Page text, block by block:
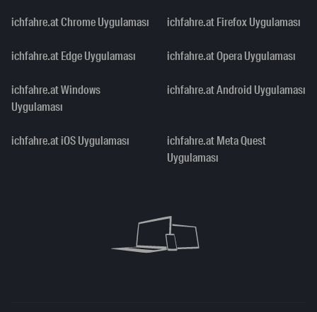
ichfahre.at Chrome Uygulaması ichfahre.at Firefox Uygulaması
ichfahre.at Edge Uygulaması ichfahre.at Opera Uygulaması
ichfahre.at Windows
Uygulaması
ichfahre.at Android Uygulaması
ichfahre.at iOS Uygulaması
ichfahre.at Meta Quest
Uygulaması